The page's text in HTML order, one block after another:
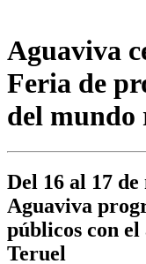
Aguaviva
Feria de
del
Del 16 al 17
Aguaviva
públicos con
Teruel